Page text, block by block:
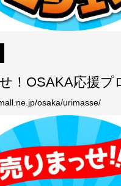
！OSAKA応援プ
osaka/urimasse/